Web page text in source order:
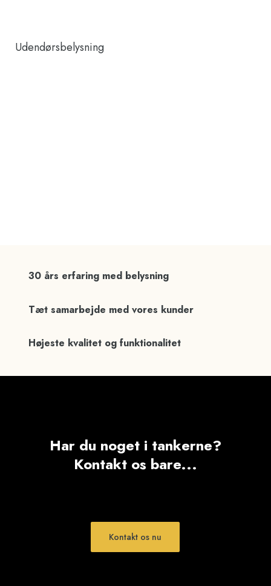
Udendørsbelysning
30 års erfaring med belysning
Tæt samarbejde med vores kunder
Højeste kvalitet og funktionalitet
Har du noget i tankerne?
Kontakt os bare...
Kontakt os nu